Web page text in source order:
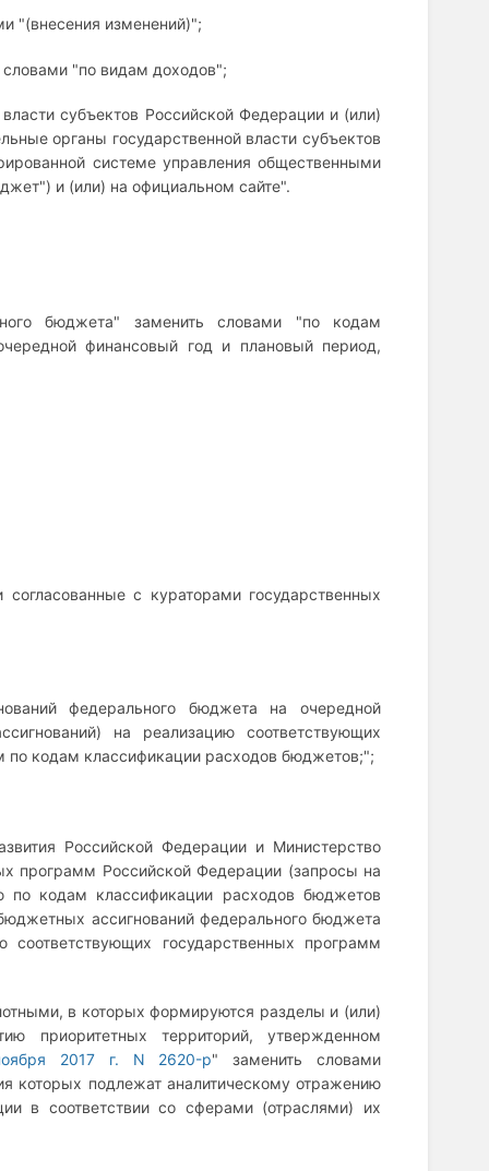
"(внесения изменений)";
"по видам доходов";
субъектов Российской Федерации и (или)
органы государственной власти субъектов
системе управления общественными
и (или) на официальном сайте".
бюджета" заменить словами "по кодам
финансовый год и плановый период,
с кураторами государственных
федерального бюджета на очередной
на реализацию соответствующих
по кодам классификации расходов бюджетов;";
Российской Федерации и Министерство
программ Российской Федерации (запросы на
по кодам классификации расходов бюджетов
ассигнований федерального бюджета
государственных программ
в которых формируются разделы и (или)
приоритетных территорий, утвержденном
2017 г. N 2620-р" заменить словами
которых подлежат аналитическому отражению
в соответствии со сферами (отраслями) их